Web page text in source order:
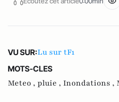
VU SUR:Lu sur tF1
MOTS-CLES
Meteo , pluie , Inondations ,